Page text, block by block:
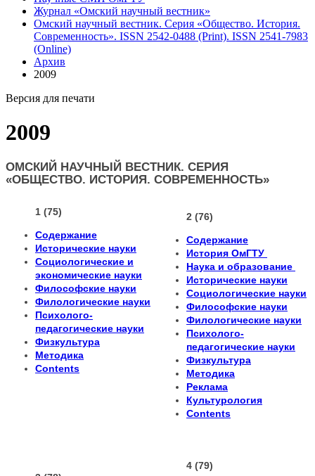
Журнал «Омский научный вестник»
Омский научный вестник. Серия «Общество. История.
Современность». ISSN 2542-0488 (Print). ISSN 2541-7983
(Online)
Архив
2009
Версия для печати
2009
ОМСКИЙ НАУЧНЫЙ ВЕСТНИК. СЕРИЯ
«ОБЩЕСТВО. ИСТОРИЯ. СОВРЕМЕННОСТЬ»
1 (75)
Содержание
Исторические науки
Социологические и
экономические науки
Философские науки
Филологические науки
Психолого-
педагогические науки
Физкультура
Методика
Сontents
2 (76)
Содержание
История ОмГТУ
Наука и образование
Исторические науки
Социологические науки
Философские науки
Филологические науки
Психолого-
педагогические науки
Физкультура
Методика
Реклама
Культурология
Сontents
4 (79)